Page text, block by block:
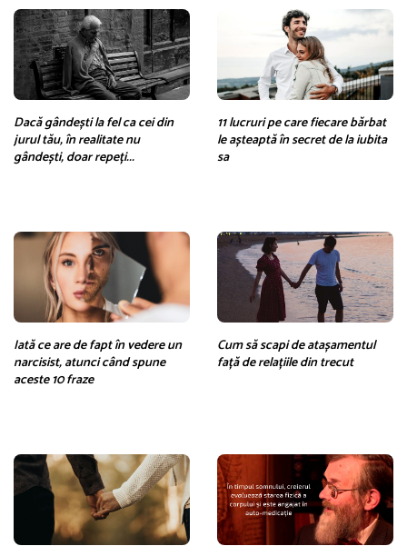
Dacă gândești la fel ca cei din
jurul tău, în realitate nu
gândești, doar repeți...
11 lucruri pe care fiecare bărbat
le așteaptă în secret de la iubita
sa
Iată ce are de fapt în vedere un
narcisist, atunci când spune
aceste 10 fraze
Cum să scapi de atașamentul
față de relațiile din trecut